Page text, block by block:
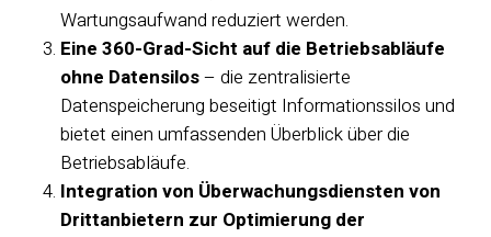
Wartungsaufwand reduziert werden.
Eine 360-Grad-Sicht auf die Betriebsabläufe
ohne Datensilos– die zentralisierte
Datenspeicherung beseitigt Informationssilos und
bietet einen umfassenden Überblick über die
Betriebsabläufe.
Integration von Überwachungsdiensten von
Drittanbietern zur Optimierung der